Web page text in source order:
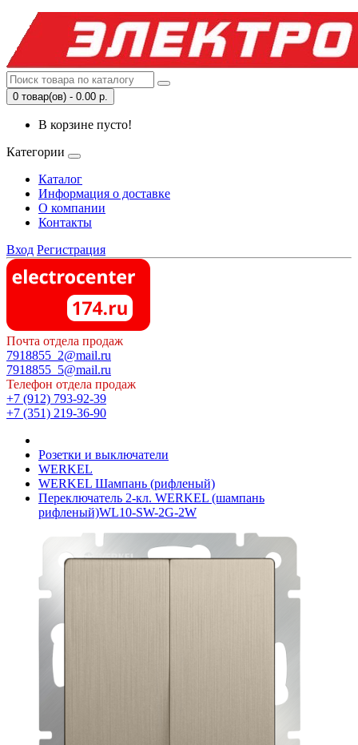
0 товар(ов) - 0.00 р.
В корзине пусто!
Категории
Каталог
Информация о доставке
О компании
Контакты
Вход Регистрация
Почта отдела продаж
7918855_2@mail.ru
7918855_5@mail.ru
Телефон отдела продаж
+7 (912) 793-92-39
+7 (351) 219-36-90
Розетки и выключатели
WERKEL
WERKEL Шампань (рифленый)
Переключатель 2-кл. WERKEL (шампань
рифленый)WL10-SW-2G-2W